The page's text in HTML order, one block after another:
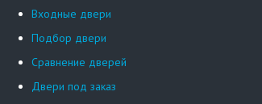
Входные двери
Подбор двери
Сравнение дверей
Двери под заказ